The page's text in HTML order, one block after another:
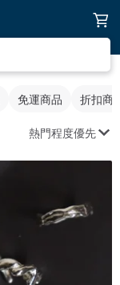
免運商品 折扣商
熱門程度優先